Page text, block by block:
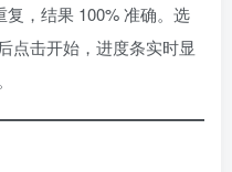
，结果 100% 准确。选
点击开始，进度条实时显